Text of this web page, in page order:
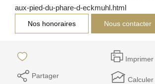
aux-pied-du-phare-d-eckmuhl.html
Nos honoraires Nous contacter
Imprimer
Partager